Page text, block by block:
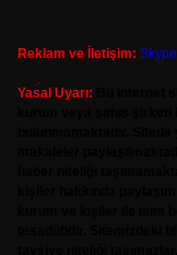
Reklam ve İletişim:
Yasal Uyarı: